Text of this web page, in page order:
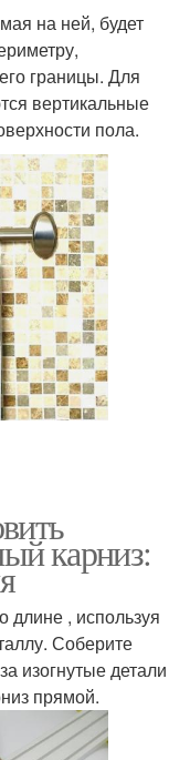
на ней, будет
границы. Для
вертикальные
пола.
карниз:
длине , используя
Соберите
изогнутые детали
прямой.